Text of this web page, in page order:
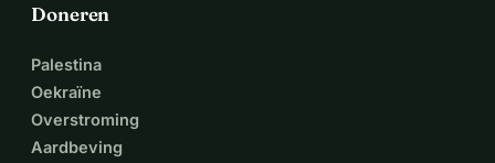
Doneren
Palestina
Oekraïne
Overstroming
Aardbeving